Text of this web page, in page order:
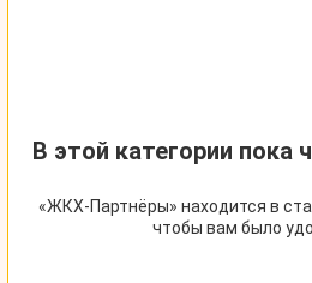
В этой категории пока
«ЖКХ-Партнёры» находится в
чтобы вам было